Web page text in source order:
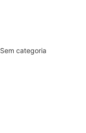
Sem categoria